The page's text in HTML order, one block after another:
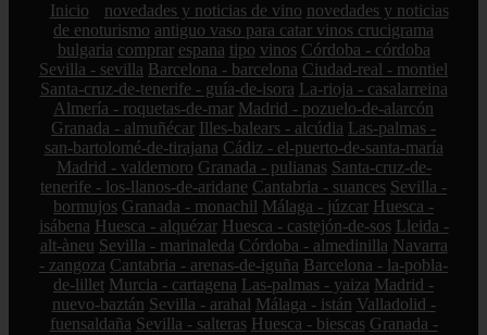
Inicio novedades y noticias de vino novedades y noticias
de enoturismo antiguo vaso para catar vinos crucigrama
bulgaria comprar espana tipo vinos Córdoba - córdoba
Sevilla - sevilla Barcelona - barcelona Ciudad-real - montiel
Santa-cruz-de-tenerife - guía-de-isora La-rioja - casalarreina
Almería - roquetas-de-mar Madrid - pozuelo-de-alarcón
Granada - almuñécar Illes-balears - alcúdia Las-palmas -
san-bartolomé-de-tirajana Cádiz - el-puerto-de-santa-maría
Madrid - valdemoro Granada - pulianas Santa-cruz-de-
tenerife - los-llanos-de-aridane Cantabria - suances Sevilla -
bormujos Granada - monachil Málaga - júzcar Huesca -
isábena Huesca - alquézar Huesca - castejón-de-sos Lleida -
alt-àneu Sevilla - marinaleda Córdoba - almedinilla Navarra
- zangoza Cantabria - arenas-de-iguña Barcelona - la-pobla-
de-lillet Murcia - cartagena Las-palmas - yaiza Madrid -
nuevo-baztán Sevilla - arahal Málaga - istán Valladolid -
fuensaldaña Sevilla - salteras Huesca - biescas Granada -